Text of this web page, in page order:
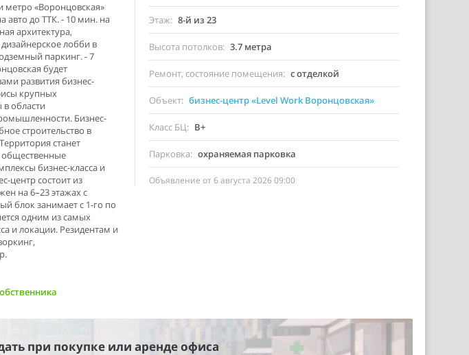
метро «Воронцовская»
авто до ТТК. - 10 мин. на
архитектура,
лобби в
паркинг. - 7
будет
развития бизнес-
крупных
области
Бизнес-
строительство в
станет
общественные
бизнес-класса и
центр состоит из
на 6–23 этажах с
блок занимает с 1-го по
одним из самых
и локации. Резидентам и
Этаж 8-й из 23
Высота потолков 3.7 метра
Ремонт, состояние помещения с отделкой
Объект бизнес-центр «Level Work Воронцовская»
Класс БЦ B+
Парковка охраняемая парковка
Объявление от 6 августа 2026 09:00
при покупке или аренде офиса